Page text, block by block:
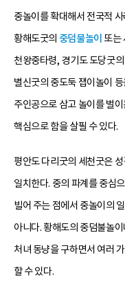
중놀이를 확대해서 전국적
황해도굿의 중덤불놀이 또는
천왕중타령, 경기도 도당굿
별신굿의 중도둑 잽이놀이
주인공으로 삼고 놀이를 벌
핵심으로 함을 살필 수 있다.
평안도 다리굿의 세천굿은
일치한다. 중의 파계를 중심
빌어 주는 점에서 중놀이의
아니다. 황해도의 중덤불놀
처녀 동냥을 구하면서 여러
할 수 있다.